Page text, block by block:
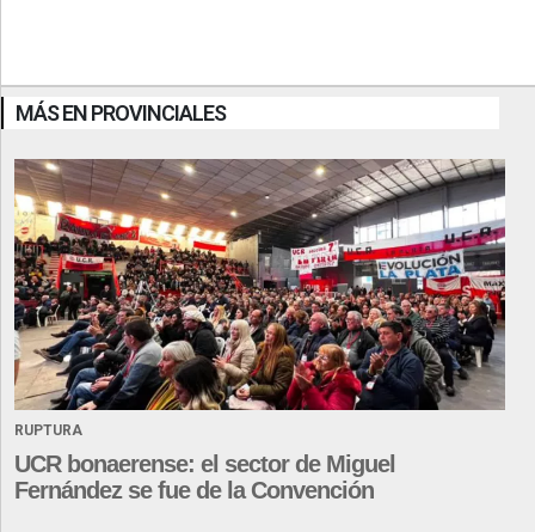
MÁS EN PROVINCIALES
RUPTURA
UCR bonaerense: el sector de Miguel
Fernández se fue de la Convención